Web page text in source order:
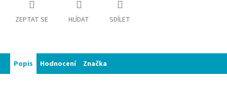
ZEPTAT SE HLÍDAT SDÍLET
Popis Hodnocení Značka